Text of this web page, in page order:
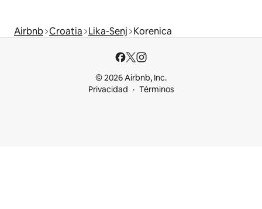
Airbnb Croatia Lika-Senj Korenica
© 2026 Airbnb, Inc.
Privacidad
Términos